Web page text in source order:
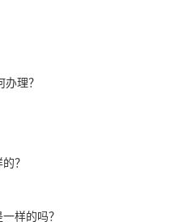
理？
？
样的吗？